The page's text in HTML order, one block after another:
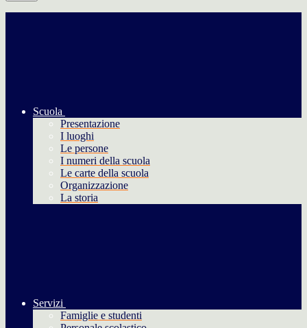
Scuola
Presentazione
I luoghi
Le persone
I numeri della scuola
Le carte della scuola
Organizzazione
La storia
Servizi
Famiglie e studenti